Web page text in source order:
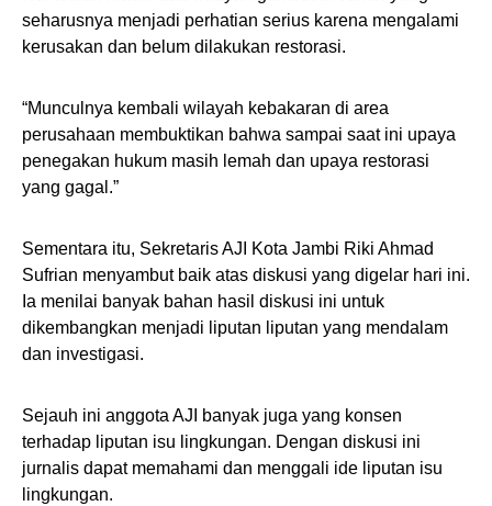
seharusnya menjadi perhatian serius karena mengalami
kerusakan dan belum dilakukan restorasi.
“Munculnya kembali wilayah kebakaran di area
perusahaan membuktikan bahwa sampai saat ini upaya
penegakan hukum masih lemah dan upaya restorasi
yang gagal.”
Sementara itu, Sekretaris AJI Kota Jambi Riki Ahmad
Sufrian menyambut baik atas diskusi yang digelar hari ini.
Ia menilai banyak bahan hasil diskusi ini untuk
dikembangkan menjadi liputan liputan yang mendalam
dan investigasi.
Sejauh ini anggota AJI banyak juga yang konsen
terhadap liputan isu lingkungan. Dengan diskusi ini
jurnalis dapat memahami dan menggali ide liputan isu
lingkungan.